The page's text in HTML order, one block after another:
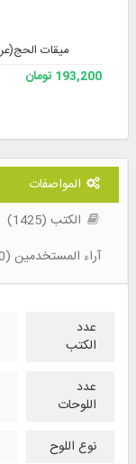
میقات
193,200 تومان
المواصفات
الكتب (1425)
آراء المستخدمين (0)
عدد
الكتب
عدد
اللوحات
نوع اللوح